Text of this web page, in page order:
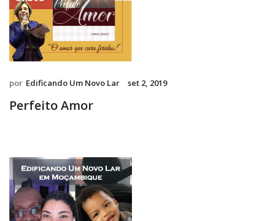
por Edificando Um Novo Lar set 2, 2019
Perfeito Amor